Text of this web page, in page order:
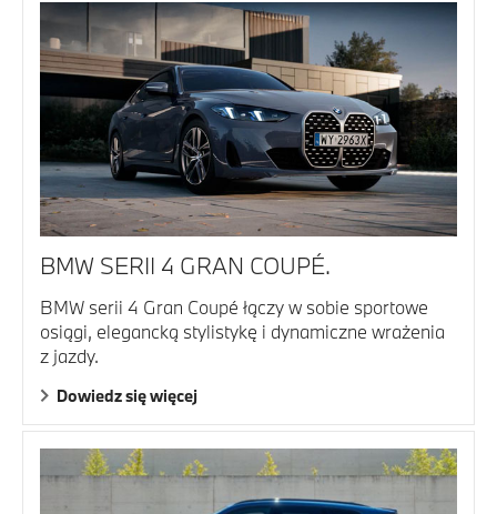
BMW SERII 4 GRAN COUPÉ.
BMW serii 4 Gran Coupé łączy w sobie sportowe
osiągi, elegancką stylistykę i dynamiczne wrażenia
z jazdy.
Dowiedz się więcej